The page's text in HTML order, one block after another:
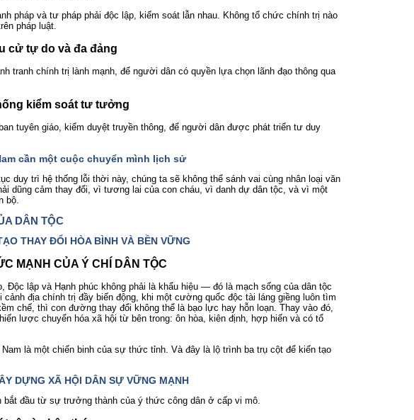
pháp và tư pháp phải độc lập, kiểm soát lẫn nhau. Không tổ chức chính trị nào
pháp luật.
cử tự do và đa đảng
tranh chính trị lành mạnh, để người dân có quyền lựa chọn lãnh đạo thông qua
kiểm soát tư tưởng
tuyên giáo, kiểm duyệt truyền thông, để người dân được phát triển tư duy
cần một cuộc chuyển mình lịch sử
duy trì hệ thống lỗi thời này, chúng ta sẽ không thể sánh vai cùng nhân loại văn
dũng cảm thay đổi, vì tương lai của con cháu, vì danh dự dân tộc, và vì một
bộ.
DÂN TỘC
THAY ĐỔI HÒA BÌNH VÀ BỀN VỮNG
MẠNH CỦA Ý CHÍ DÂN TỘC
Độc lập và Hạnh phúc không phải là khẩu hiệu — đó là mạch sống của dân tộc
cảnh địa chính trị đầy biến động, khi một cường quốc độc tài láng giềng luôn tìm
chế, thì con đường thay đổi không thể là bạo lực hay hỗn loạn. Thay vào đó,
lược chuyển hóa xã hội từ bên trong: ôn hòa, kiên định, hợp hiến và có tổ
là một chiến binh của sự thức tỉnh. Và đây là lộ trình ba trụ cột để kiến tạo
DỰNG XÃ HỘI DÂN SỰ VỮNG MẠNH
bắt đầu từ sự trưởng thành của ý thức công dân ở cấp vi mô.